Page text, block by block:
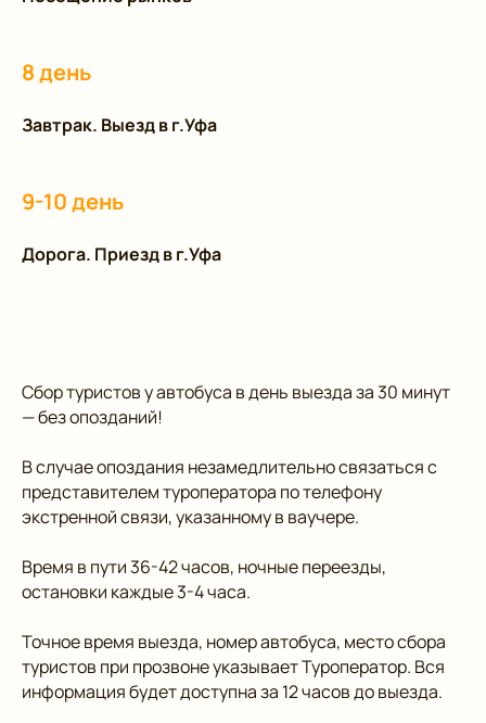
8 день
Завтрак. Выезд в г.Уфа
9-10 день
Дорога. Приезд в г.Уфа
Сбор туристов у автобуса в день выезда за 30 минут
— без опозданий!
В случае опоздания незамедлительно связаться с
представителем туроператора по телефону
экстренной связи, указанному в ваучере.
Время в пути 36-42 часов, ночные переезды,
остановки каждые 3-4 часа.
Точное время выезда, номер автобуса, место сбора
туристов при прозвоне указывает Туроператор. Вся
информация будет доступна за 12 часов до выезда.